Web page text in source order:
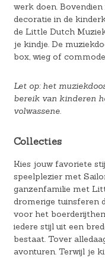
werk doen.
decoratie in de
de Little Dutch
je kindje. De
box, wieg of
Let op: het
bereik van kinderen
volwassene.
Collecties
Kies jouw favoriete
speelplezier met
ganzenfamilie met
dromerige tuinsferen
voor het
iedere stijl uit een
bestaat. Tover
avonturen. Terwijl je